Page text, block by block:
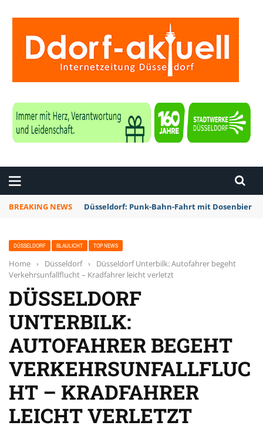
BREAKING NEWS Düsseldorf: Punk-Bahn-Fahrt mit Dosenbier
DÜSSELDORF BLAULICHT TOP NEWS
Home › Düsseldorf ›
Düsseldorf Unterbilk: Autofahrer begeht
Verkehrsunfallflucht – Kradfahrer leicht verletzt
DÜSSELDORF
UNTERBILK:
AUTOFAHRER BEGEHT
VERKEHRSUNFALLFLUC
HT – KRADFAHRER
LEICHT VERLETZT